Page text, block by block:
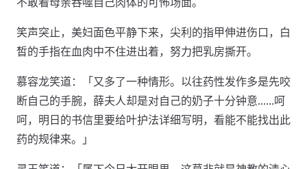
笑声突止，美妇面色平静下来，尖利的指甲伸进伤口，白
皙的手指在血肉中不住进出着，努力把乳房撕开。
慕容龙笑道：「又多了一种情形。以往药性发作多是先咬
断自己的手腕，薛夫人却是对自己的奶子十分钟意……呵
呵，明日的书信里要给叶护法详细写明，看能不能找出此
药的规律来。」